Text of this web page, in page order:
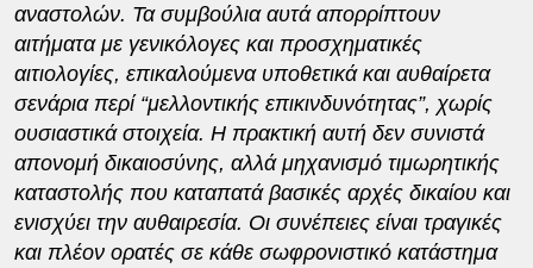
αναστολών. Τα συμβούλια αυτά απορρίπτουν
αιτήματα με γενικόλογες και προσχηματικές
αιτιολογίες, επικαλούμενα υποθετικά και αυθαίρετα
σενάρια περί “μελλοντικής επικινδυνότητας”, χωρίς
ουσιαστικά στοιχεία. ​Η πρακτική αυτή δεν συνιστά
απονομή δικαιοσύνης, αλλά μηχανισμό τιμωρητικής
καταστολής που καταπατά βασικές αρχές δικαίου και
ενισχύει την αυθαιρεσία. Οι συνέπειες είναι τραγικές
και πλέον ορατές σε κάθε σωφρονιστικό κατάστημα